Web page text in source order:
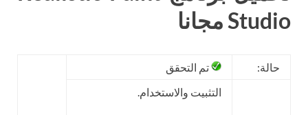
Studio مجانا
حالة: تم التحقق
التثبيت والاستخدام.